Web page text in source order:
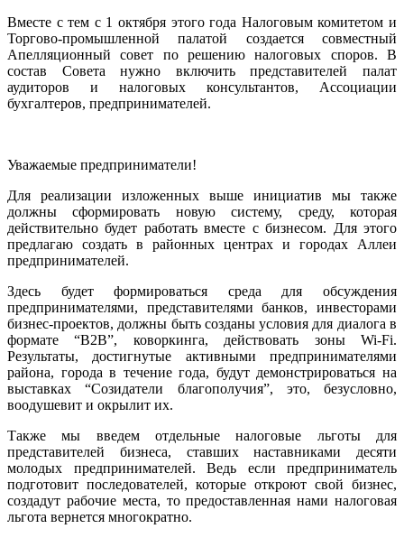
Вместе с тем с 1 октября этого года Налоговым комитетом и
Торгово-промышленной палатой создается совместный
Апелляционный совет по решению налоговых споров. В
состав Совета нужно включить представителей палат
аудиторов и налоговых консультантов, Ассоциации
бухгалтеров, предпринимателей.
Уважаемые предприниматели!
Для реализации изложенных выше инициатив мы также
должны сформировать новую систему, среду, которая
действительно будет работать вместе с бизнесом. Для этого
предлагаю создать в районных центрах и городах Аллеи
предпринимателей.
Здесь будет формироваться среда для обсуждения
предпринимателями, представителями банков, инвесторами
бизнес-проектов, должны быть созданы условия для диалога в
формате “B2B”, коворкинга, действовать зоны Wi-Fi.
Результаты, достигнутые активными предпринимателями
района, города в течение года, будут демонстрироваться на
выставках “Созидатели благополучия”, это, безусловно,
воодушевит и окрылит их.
Также мы введем отдельные налоговые льготы для
представителей бизнеса, ставших наставниками десяти
молодых предпринимателей. Ведь если предприниматель
подготовит последователей, которые откроют свой бизнес,
создадут рабочие места, то предоставленная нами налоговая
льгота вернется многократно.